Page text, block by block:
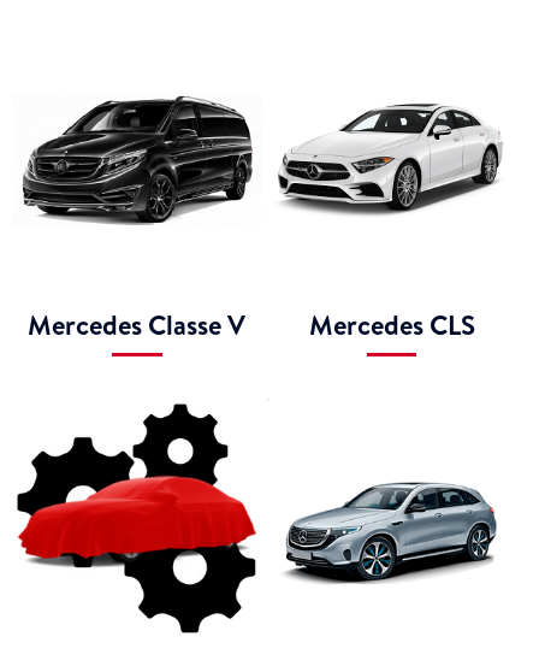
Mercedes Classe V Mercedes CLS